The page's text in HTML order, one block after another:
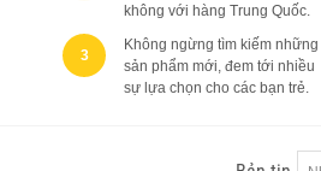
không với hàng Trung Quốc.
3
Không ngừng tìm kiếm những
sản phẩm mới, đem tới nhiều
sự lựa chọn cho các bạn trẻ.